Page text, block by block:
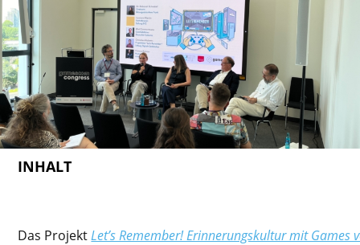
INHALT
Das ProjektLet’s Remember! Erinnerungskultur mit Games